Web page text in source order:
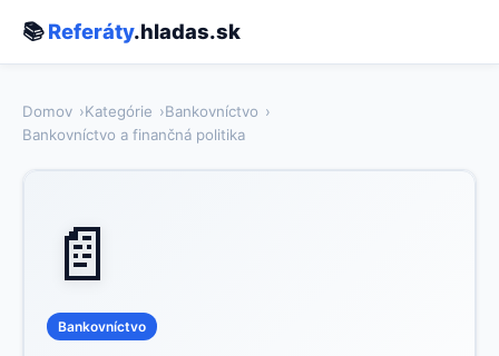
📚Referáty.hladas.sk
Domov Kategórie
Bankovníctvo
Bankovníctvo a finančná politika
📄
Bankovníctvo